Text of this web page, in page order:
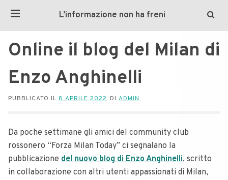
L’informazione non ha freni
Online il blog del Milan di
Enzo Anghinelli
PUBBLICATO IL 8 APRILE 2022 DI ADMIN
Da poche settimane gli amici del community club
rossonero “Forza Milan Today” ci segnalano la
pubblicazione del nuovo blog di Enzo Anghinelli, scritto
in collaborazione con altri utenti appassionati di Milan,